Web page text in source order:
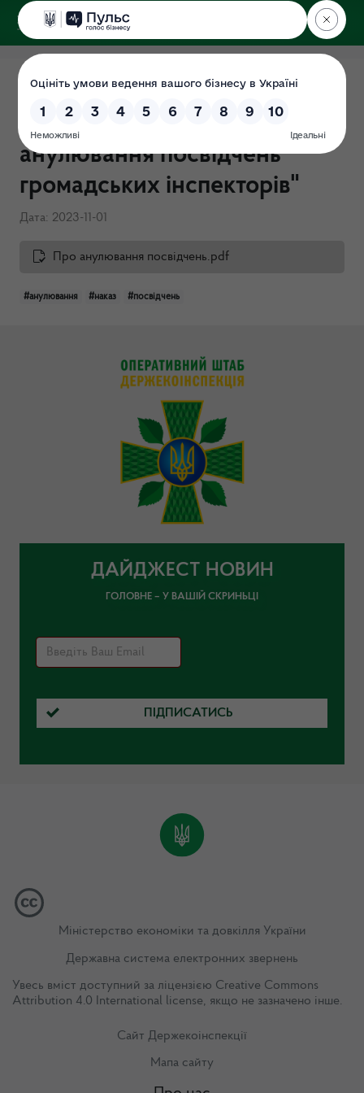
ДЕРЖЕКОІНСПЕКЦІЯ
Поліського округу
Наказ № 361-ОД від
01.11.2023 р. "Про
анулювання посвідчень
громадських інспекторів"
Дата: 2023-11-01
Про анулювання посвідчень.pdf
#анулювання #наказ #посвідчень
ДАЙДЖЕСТ НОВИН
ГОЛОВНЕ – У ВАШІЙ СКРИНЬЦІ
ПІДПИСАТИСЬ
Міністерство економіки та довкілля України
Державна система електронних звернень
Увесь вміст доступний за ліцензією Creative Commons
Attribution 4.0 International license, якщо не зазначено інше.
Сайт Держекоінспекції
Мапа сайту